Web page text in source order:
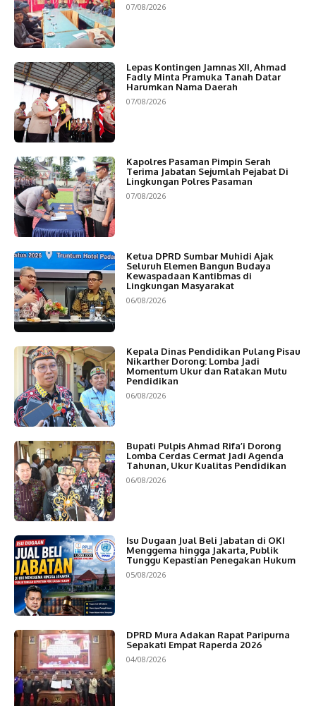
07/08/2026
Lepas Kontingen Jamnas XII, Ahmad
Fadly Minta Pramuka Tanah Datar
Harumkan Nama Daerah
07/08/2026
Kapolres Pasaman Pimpin Serah
Terima Jabatan Sejumlah Pejabat Di
Lingkungan Polres Pasaman
07/08/2026
Ketua DPRD Sumbar Muhidi Ajak
Seluruh Elemen Bangun Budaya
Kewaspadaan Kantibmas di
Lingkungan Masyarakat
06/08/2026
Kepala Dinas Pendidikan Pulang Pisau
Nikarther Dorong: Lomba Jadi
Momentum Ukur dan Ratakan Mutu
Pendidikan
06/08/2026
Bupati Pulpis Ahmad Rifa’i Dorong
Lomba Cerdas Cermat Jadi Agenda
Tahunan, Ukur Kualitas Pendidikan
06/08/2026
Isu Dugaan Jual Beli Jabatan di OKI
Menggema hingga Jakarta, Publik
Tunggu Kepastian Penegakan Hukum
05/08/2026
DPRD Mura Adakan Rapat Paripurna
Sepakati Empat Raperda 2026
04/08/2026